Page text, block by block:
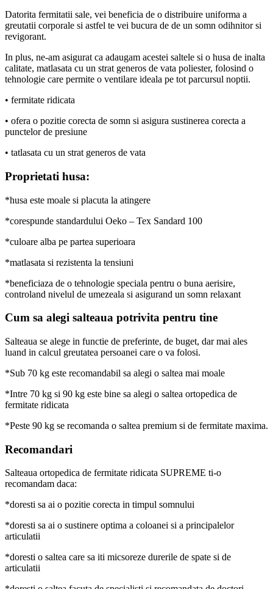
Datorita fermitatii sale, vei beneficia de o distribuire uniforma a
greutatii corporale si astfel te vei bucura de de un somn odihnitor si
revigorant.
In plus, ne-am asigurat ca adaugam acestei saltele si o husa de inalta
calitate, matlasata cu un strat generos de vata poliester, folosind o
tehnologie care permite o ventilare ideala pe tot parcursul noptii.
• fermitate ridicata
• ofera o pozitie corecta de somn si asigura sustinerea corecta a
punctelor de presiune
• tatlasata cu un strat generos de vata
Proprietati husa:
*husa este moale si placuta la atingere
*corespunde standardului Oeko – Tex Sandard 100
*culoare alba pe partea superioara
*matlasata si rezistenta la tensiuni
*beneficiaza de o tehnologie speciala pentru o buna aerisire,
controland nivelul de umezeala si asigurand un somn relaxant
Cum sa alegi salteaua potrivita pentru tine
Salteaua se alege in functie de preferinte, de buget, dar mai ales
luand in calcul greutatea persoanei care o va folosi.
*Sub 70 kg este recomandabil sa alegi o saltea mai moale
*Intre 70 kg si 90 kg este bine sa alegi o saltea ortopedica de
fermitate ridicata
*Peste 90 kg se recomanda o saltea premium si de fermitate maxima.
Recomandari
Salteaua ortopedica de fermitate ridicata SUPREME ti-o
recomandam daca:
*doresti sa ai o pozitie corecta in timpul somnului
*doresti sa ai o sustinere optima a coloanei si a principalelor
articulatii
*doresti o saltea care sa iti micsoreze durerile de spate si de
articulatii